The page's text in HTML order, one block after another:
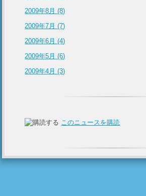
2009年8月 (8)
2009年7月 (7)
2009年6月 (4)
2009年5月 (6)
2009年4月 (3)
このニュースを購読